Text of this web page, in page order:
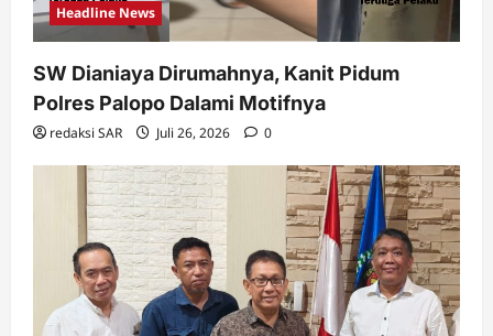
Headline News
SW Dianiaya Dirumahnya, Kanit Pidum
Polres Palopo Dalami Motifnya
redaksi SAR Juli 26, 2026 0